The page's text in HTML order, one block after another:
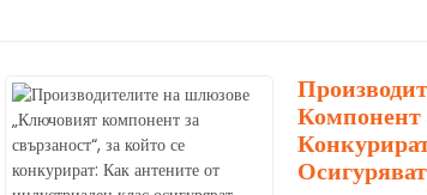
Компонент